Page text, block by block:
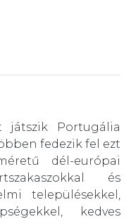
játszik Portugália
fedezik fel ezt
dél-európai
és
településekkel,
kedves